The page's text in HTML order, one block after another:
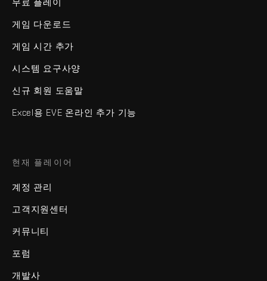
게임 다운로드
게임 시간 추가
시스템 요구사양
신규 회원 도움말
Excel용 EVE 온라인 추가 기능
현재 플레이어
계정 관리
고객지원센터
커뮤니티
포럼
개발사